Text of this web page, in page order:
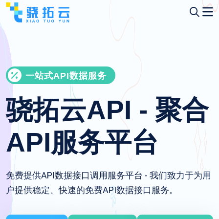
一站式API数据服务
骁拓云API - 聚合
API服务平台
免费提供API数据接口调用服务平台 - 我们致力于为用
户提供稳定、快速的免费API数据接口服务。